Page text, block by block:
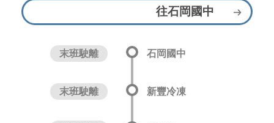
往石岡國中
末班駛離 石岡國中
末班駛離 新豐冷凍